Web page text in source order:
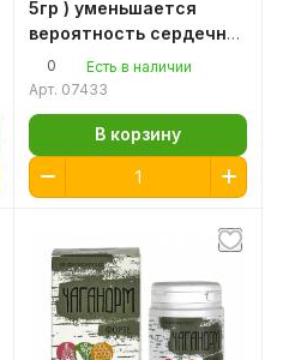
5гр ) уменьшается
вероятность сердечно-
сосудистых
заболеваний
0
Есть в наличии
Арт. 07433
В корзину